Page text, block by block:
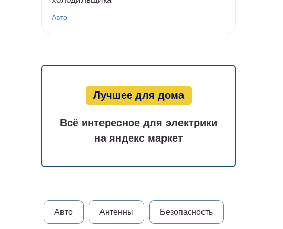
Авто
Лучшее для дома
Всё интересное для электрики
на яндекс маркет
Авто Антенны Безопасность